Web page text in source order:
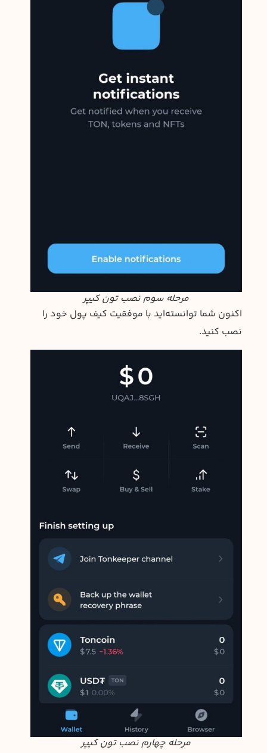
مرحله سوم نصب تون کیپر
اکنون شما توانسته‌اید با موفقیت کیف پول خود را
نصب کنید.
مرحله چهارم نصب تون کیپر